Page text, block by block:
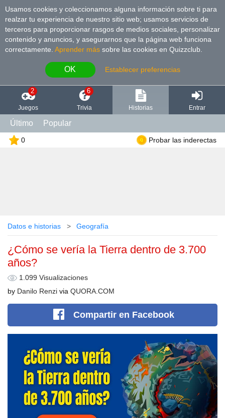
Usamos cookies y coleccionamos alguna información sobre ti para
realzar tu experiencia de nuestro sitio web; usamos servicios de
terceros para proporcionar rasgos de medios sociales, personalizar
contenido y anuncios, y asegurarnos que la página web funciona
correctamente. Aprender más sobre las cookies en Quizzclub.
OK Establecer preferencias
2
Juegos
6
Trivia Historias Entrar
Último Popular
0 Probar las inderectas
Datos e historias Geografía
¿Cómo se vería la Tierra dentro de 3.700
años?
1.099 Visualizaciones
by Danilo Renzi via QUORA.COM
Compartir en Facebook